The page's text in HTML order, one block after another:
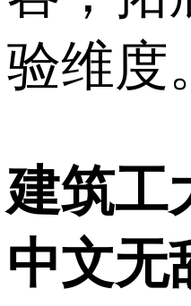
验维度
建筑工
中文无